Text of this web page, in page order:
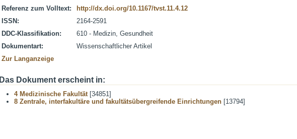
Referenz zum Volltext:
http://dx.doi.org/10.1167/tvst.11.4.12
ISSN:
2164-2591
DDC-Klassifikation:
610 - Medizin, Gesundheit
Dokumentart:
Wissenschaftlicher Artikel
Zur Langanzeige
Das Dokument erscheint in:
4 Medizinische Fakultät[34851]
8 Zentrale, interfakultäre und fakultätsübergreifende Einrichtungen [13794]